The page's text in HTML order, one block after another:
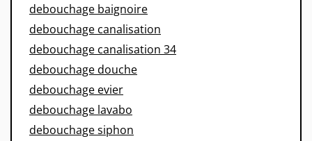
debouchage baignoire
debouchage canalisation
debouchage canalisation 34
debouchage douche
debouchage evier
debouchage lavabo
debouchage siphon